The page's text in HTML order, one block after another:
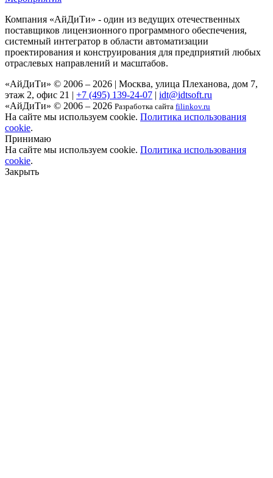
Компания «АйДиТи» - один из ведущих отечественных
поставщиков лицензионного программного обеспечения,
системный интегратор в области автоматизации
проектирования и конструирования для предприятий любых
отраслевых направлений и масштабов.
«АйДиТи» © 2006 – 2026 | Москва, улица Плеханова, дом 7,
этаж 2, офис 21 | +7 (495) 139-24-07 | idt@idtsoft.ru
«АйДиТи» © 2006 – 2026 Разработка сайта filinkov.ru
На сайте мы используем cookie. Политика использования
cookie.
Принимаю
На сайте мы используем cookie. Политика использования
cookie.
Закрыть